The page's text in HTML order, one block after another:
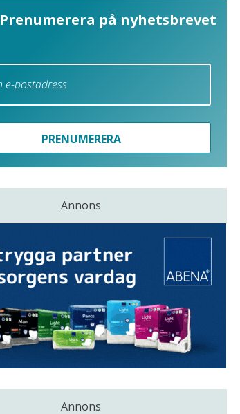
Prenumerera på nyhetsbrevet
PRENUMERERA
Annons
Annons